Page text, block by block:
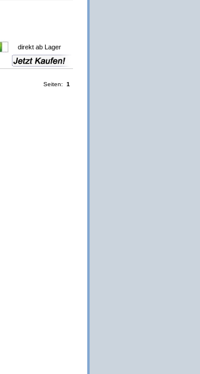
direkt ab Lager
Seiten: 1